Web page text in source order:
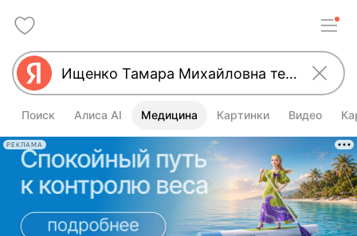
Поиск Алиса AI Медицина Картинки Видео
РЕКЛАМА